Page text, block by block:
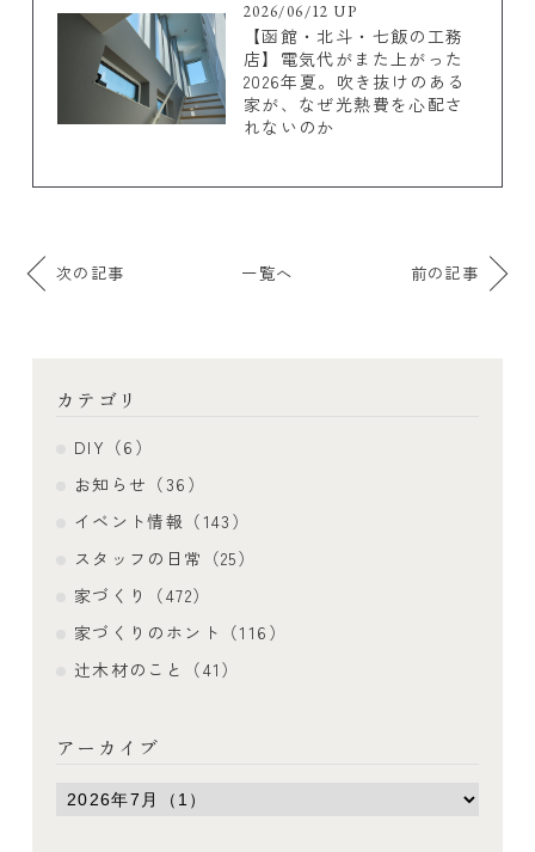
2026/06/12 UP
【函館・北斗・七飯の工務
店】電気代がまた上がった
2026年夏。吹き抜けのある
家が、なぜ光熱費を心配さ
れないのか
次の記事 一覧へ 前の記事
カテゴリ
DIY（6）
お知らせ（36）
イベント情報（143）
スタッフの日常（25）
家づくり（472）
家づくりのホント（116）
辻木材のこと（41）
アーカイブ